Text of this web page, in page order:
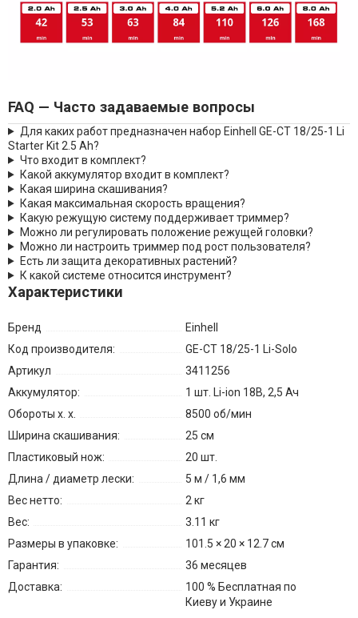
FAQ — Часто задаваемые вопросы
Для каких работ предназначен набор Einhell GE-CT 18/25-1 Li
Starter Kit 2.5 Ah?
Что входит в комплект?
Какой аккумулятор входит в комплект?
Какая ширина скашивания?
Какая максимальная скорость вращения?
Какую режущую систему поддерживает триммер?
Можно ли регулировать положение режущей головки?
Можно ли настроить триммер под рост пользователя?
Есть ли защита декоративных растений?
К какой системе относится инструмент?
Характеристики
Бренд
Einhell
Код производителя:
GE-CT 18/25-1 Li-Solo
Артикул
3411256
Аккумулятор:
1 шт. Li-ion 18В, 2,5 Ач
Обороты х. х.
8500 об/мин
Ширина скашивания:
25 см
Пластиковый нож:
20 шт.
Длина / диаметр лески:
5 м / 1,6 мм
Вес нетто:
2 кг
Вес:
3.11 кг
Размеры в упаковке:
101.5 × 20 × 12.7 см
Гарантия:
36 месяцев
Доставка:
100 % Бесплатная по
Киеву и Украине